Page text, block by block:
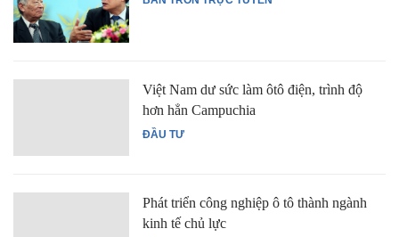
ĐẦU TƯ
Việt Nam dư sức làm ôtô điện, trình độ
hơn hẳn Campuchia
Phát triển công nghiệp ô tô thành ngành
kinh tế chủ lực